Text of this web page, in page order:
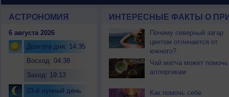
АСТРОНОМИЯ
6 августа 2026
Долгота дня: 14:35
Восход: 04:38
Заход: 19:13
23-й лунный день
ИНТЕРЕСНЫЕ ФАКТЫ О
Почему северный загар
цветом отличается от
южного?
Чай матча может помочь
аллергикам
Как помочь себе